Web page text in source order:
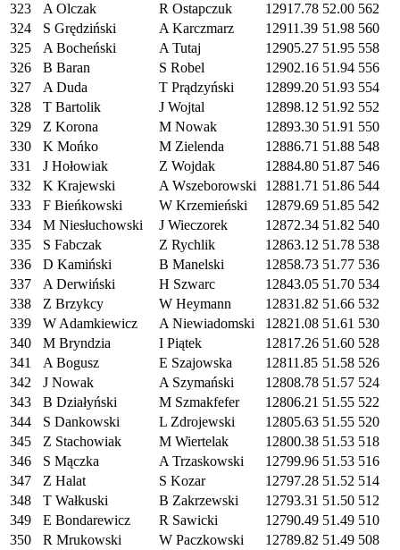
323 A Olczak R Ostapczuk 12917.78 52.00 562
324
S Grędziński A Karczmarz 12911.39 51.98 560
325
A Bocheński A Tutaj 12905.27 51.95 558
326
B Baran S Robel 12902.16 51.94 556
327
A Duda T Prądzyński 12899.20 51.93 554
328
T Bartolik J Wojtal 12898.12 51.92 552
329
Z Korona M Nowak 12893.30 51.91 550
330
K Mońko M Zielenda 12886.71 51.88 548
331
J Hołowiak Z Wojdak 12884.80 51.87 546
332
K Krajewski A Wszeborowski 12881.71 51.86 544
333
F Bieńkowski W Krzemieński 12879.69 51.85 542
334
M Niesłuchowski J Wieczorek 12872.34 51.82 540
335
S Fabczak Z Rychlik 12863.12 51.78 538
336
D Kamiński B Manelski 12858.73 51.77 536
337
A Derwiński H Szwarc 12843.05 51.70 534
338
Z Brzykcy W Heymann 12831.82 51.66 532
339
W Adamkiewicz A Niewiadomski 12821.08 51.61 530
340
M Bryndzia I Piątek 12817.26 51.60 528
341
A Bogusz E Szajowska 12811.85 51.58 526
342
J Nowak A Szymański 12808.78 51.57 524
343
B Działyński M Szmakfefer 12806.21 51.55 522
344
S Dankowski L Zdrojewski 12805.63 51.55 520
345
Z Stachowiak M Wiertelak 12800.38 51.53 518
346
S Mączka A Trzaskowski 12799.96 51.53 516
347
Z Halat S Kozar 12797.28 51.52 514
348
T Wałkuski B Zakrzewski 12793.31 51.50 512
349
E Bondarewicz R Sawicki 12790.49 51.49 510
350
R Mrukowski W Paczkowski 12789.82 51.49 508